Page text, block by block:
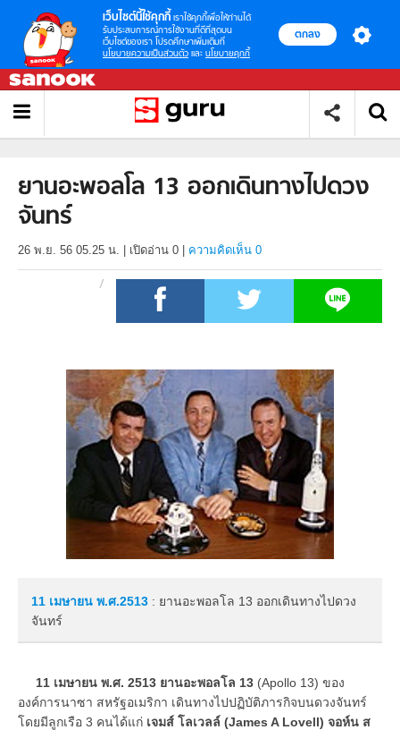
เว็บไซต์นี้ใช้คุกกี้ เราใช้คุกกี้เพื่อให้ท่านได้
รับประสบการณ์การใช้งานที่ดีที่สุดบน
เว็บไซต์ของเรา โปรดศึกษาเพิ่มเติมที่
นโยบายความเป็นส่วนตัว และ นโยบายคุกกี้
ตกลง
ยานอะพอลโล 13 ออกเดินทางไปดวง
จันทร์
26 พ.ย. 56 05.25 น. เปิดอ่าน 0 ความคิดเห็น 0
11 เมษายน พ.ศ.2513 : ยานอะพอลโล 13 ออกเดินทางไปดวง
จันทร์
11 เมษายน พ.ศ. 2513 ยานอะพอลโล 13 (Apollo 13) ของ
องค์การนาซา สหรัฐอเมริกา เดินทางไปปฏิบัติภารกิจบนดวงจันทร์
โดยมีลูกเรือ 3 คนได้แก่ เจมส์ โลเวลล์ (James A Lovell) จอห์น ส